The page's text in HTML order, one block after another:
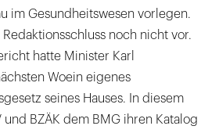
im Gesundheitswesen vorlegen.
Redaktionsschluss noch nicht vor.
hatte Minister Karl
Woein eigenes
seines Hauses. In diesem
und BZÄK dem BMG ihren Katalog